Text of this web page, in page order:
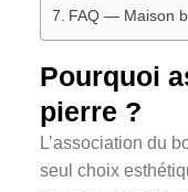
FAQ — Maison
Pourquoi
pierre ?
L’association du
seul choix